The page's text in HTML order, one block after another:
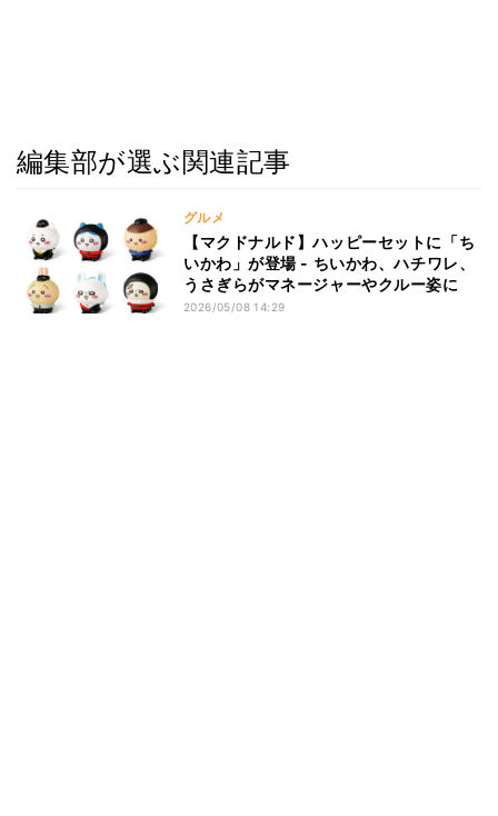
編集部が選ぶ関連記事
グルメ
【マクドナルド】ハッピーセットに「ち
いかわ」が登場 - ちいかわ、ハチワレ、
うさぎらがマネージャーやクルー姿に
2026/05/08 14:29